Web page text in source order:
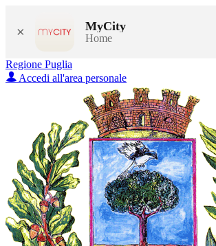
× MyCity
Home
Regione Puglia
Accedi all'area personale